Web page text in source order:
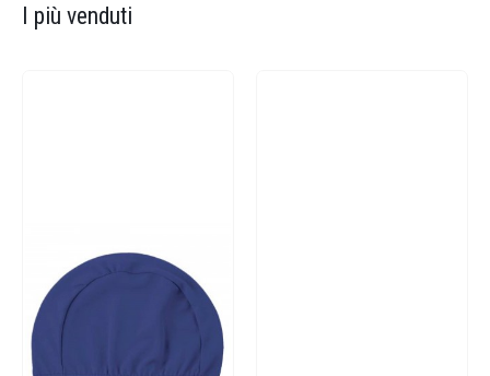
I più venduti